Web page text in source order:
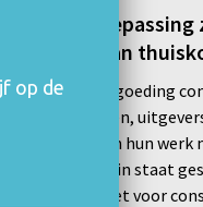
Indien van
onderhevig aan
thuiskopievergoeding
(auteurs, artiesten,
consumenten van hun
rechthebbenden in staat
zetten en blijft het voor
op de